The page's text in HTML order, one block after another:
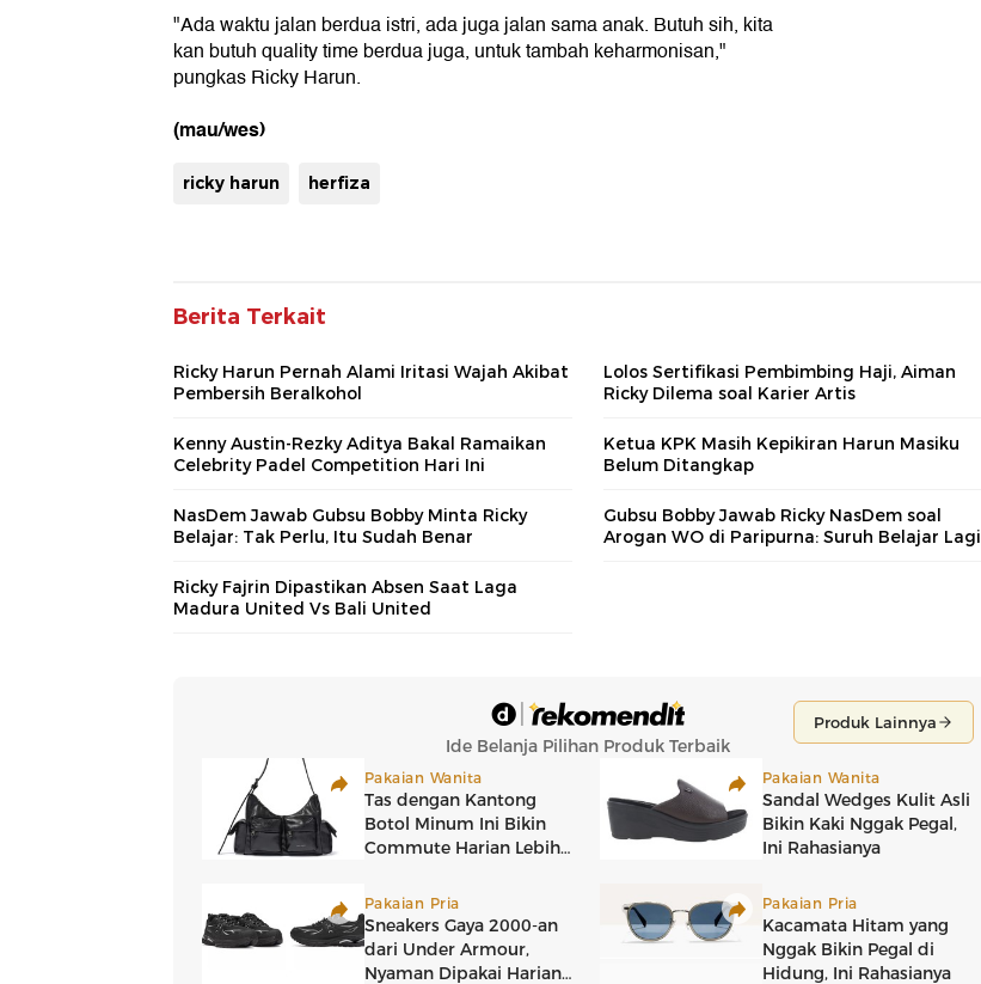
"Ada waktu jalan berdua istri, ada juga jalan sama anak. Butuh sih, kita
kan butuh quality time berdua juga, untuk tambah keharmonisan,"
pungkas Ricky Harun.
(mau/wes)
ricky harun herfiza
Berita Terkait
Ricky Harun Pernah Alami Iritasi Wajah Akibat
Pembersih Beralkohol
Lolos Sertifikasi Pembimbing Haji, Aiman
Ricky Dilema soal Karier Artis
Kenny Austin-Rezky Aditya Bakal Ramaikan
Celebrity Padel Competition Hari Ini
Ketua KPK Masih Kepikiran Harun Masiku
Belum Ditangkap
NasDem Jawab Gubsu Bobby Minta Ricky
Belajar: Tak Perlu, Itu Sudah Benar
Gubsu Bobby Jawab Ricky NasDem soal
Arogan WO di Paripurna: Suruh Belajar Lagi
Ricky Fajrin Dipastikan Absen Saat Laga
Madura United Vs Bali United